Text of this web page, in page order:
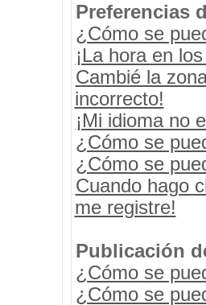
Preferencias
¿Cómo se
¡La hora en
Cambié la
incorrecto!
¡Mi idioma no
¿Cómo se
¿Cómo se
Cuando hago
me registre!
Publicación
¿Cómo se
¿Cómo se